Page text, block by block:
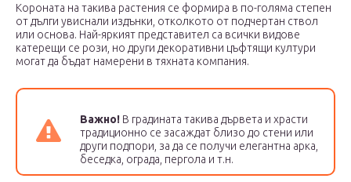
Короната на такива растения се формира в по-голяма степен
от дълги увиснали издънки, отколкото от подчертан ствол
или основа. Най-яркият представител са всички видове
катерещи се рози, но други декоративни цъфтящи култури
могат да бъдат намерени в тяхната компания.
Важно! В градината такива дървета и храсти
традиционно се засаждат близо до стени или
други подпори, за да се получи елегантна арка,
беседка, ограда, пергола и т.н.